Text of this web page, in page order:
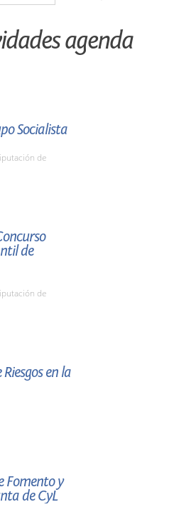
agenda
Socialista
de
de
de
en la
Fomento y
de CyL